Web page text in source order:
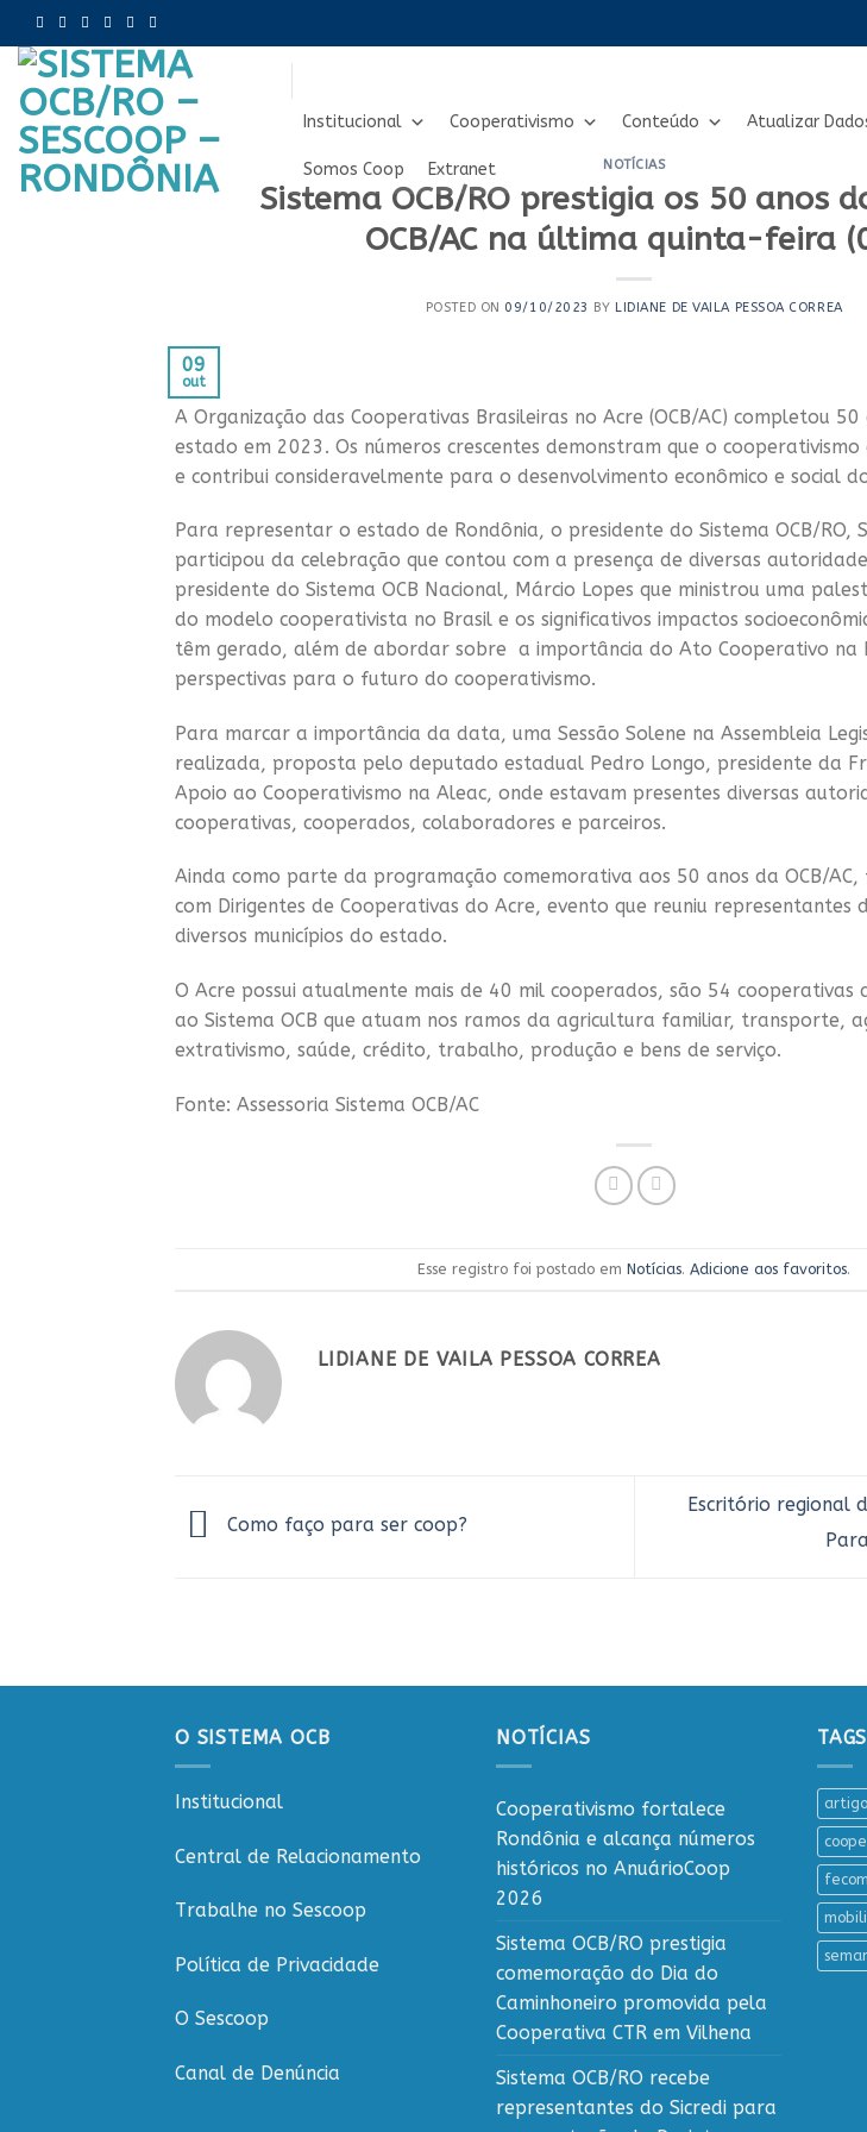
to
content
Institucional Cooperativismo Conteúdo Atualizar
Somos Coop Extranet NOTÍCIAS
Sistema OCB/RO prestigia os 50 anos
OCB/AC na última quinta-feira
POSTED ON 09/10/2023 BY LIDIANE DE VAILA PESSOA CORREA
09
out
A Organização das Cooperativas Brasileiras no Acre (OCB/AC) completou
estado em 2023. Os números crescentes demonstram que o
e contribui consideravelmente para o desenvolvimento econômico e social
Para representar o estado de Rondônia, o presidente do Sistema OCB/RO,
participou da celebração que contou com a presença de diversas
presidente do Sistema OCB Nacional, Márcio Lopes que ministrou uma
do modelo cooperativista no Brasil e os significativos impactos
têm gerado, além de abordar sobre a importância do Ato Cooperativo na
perspectivas para o futuro do cooperativismo.
Para marcar a importância da data, uma Sessão Solene na Assembleia
realizada, proposta pelo deputado estadual Pedro Longo, presidente da
Apoio ao Cooperativismo na Aleac, onde estavam presentes diversas
cooperativas, cooperados, colaboradores e parceiros.
Ainda como parte da programação comemorativa aos 50 anos da OCB/
com Dirigentes de Cooperativas do Acre, evento que reuniu representantes
diversos municípios do estado.
O Acre possui atualmente mais de 40 mil cooperados, são 54 cooperativas
ao Sistema OCB que atuam nos ramos da agricultura familiar, transporte,
extrativismo, saúde, crédito, trabalho, produção e bens de serviço.
Fonte: Assessoria Sistema OCB/AC
Esse registro foi postado emNotícias.Adicione aos favoritos.
LIDIANE DE VAILA PESSOA CORREA
Como faço para ser coop?
Escritório regional
O SISTEMA OCB
Institucional
Central de Relacionamento
Trabalhe no Sescoop
Política de Privacidade
O Sescoop
Canal de Denúncia
NOTÍCIAS
Cooperativismo fortalece
Rondônia e alcança números
históricos no AnuárioCoop
2026
Sistema OCB/RO prestigia
comemoração do Dia do
Caminhoneiro promovida pela
Cooperativa CTR em Vilhena
Sistema OCB/RO recebe
representantes do Sicredi para
TAGS